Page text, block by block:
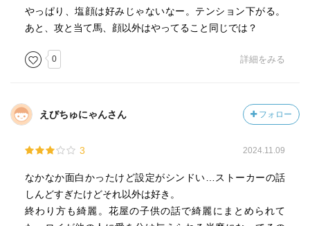
やっぱり、塩顔は好みじゃないなー。テンション下がる。
あと、攻と当て馬、顔以外はやってること同じでは？
0 詳細をみる
えびちゅにゃんさん フォロー
3 2024.11.09
なかなか面白かったけど設定がシンドい…ストーカーの話
しんどすぎたけどそれ以外は好き。
終わり方も綺麗。花屋の子供の話で綺麗にまとめられて